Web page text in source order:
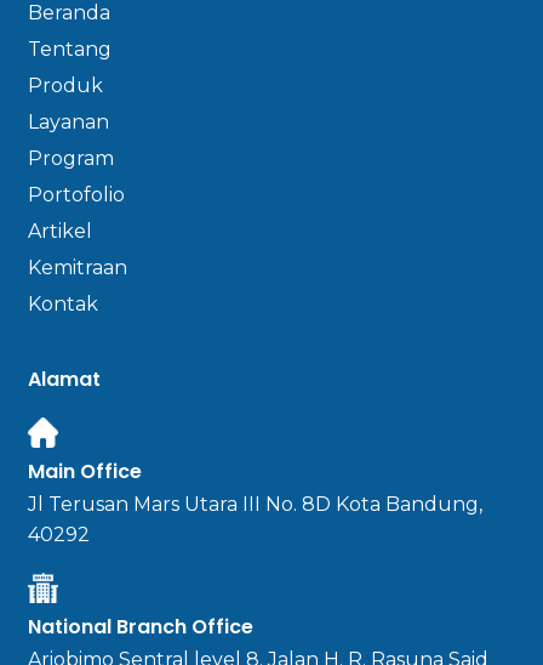
Beranda
Tentang
Produk
Layanan
Program
Portofolio
Artikel
Kemitraan
Kontak
Alamat
Main Office
Jl Terusan Mars Utara III No. 8D Kota Bandung,
40292
National Branch Office
Ariobimo Sentral level 8. Jalan H. R. Rasuna Said